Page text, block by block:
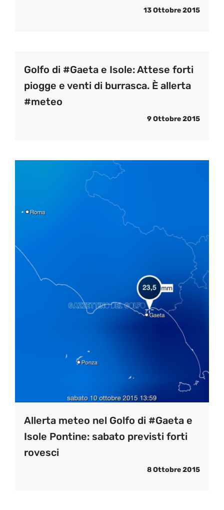
13 Ottobre 2015
Golfo di #Gaeta e Isole: Attese forti
piogge e venti di burrasca. È allerta
#meteo
9 Ottobre 2015
Allerta meteo nel Golfo di #Gaeta e
Isole Pontine: sabato previsti forti
rovesci
8 Ottobre 2015